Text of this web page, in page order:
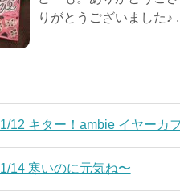
りがとうございました♪
1/12 キター！ambie イヤーカ
1/14 寒いのに元気ね〜